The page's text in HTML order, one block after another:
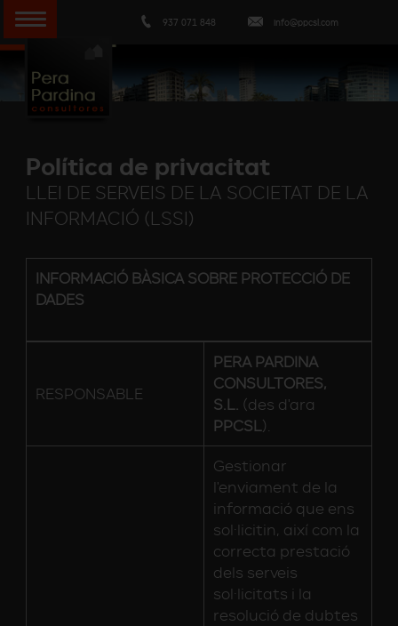
info@ppcsl.com
937 071 848
Política de privacitat
LLEI DE SERVEIS DE LA SOCIETAT DE LA
INFORMACIÓ (LSSI)
INFORMACIÓ BÀSICA SOBRE PROTECCIÓ DE
DADES
RESPONSABLE
PERA PARDINA
CONSULTORES,
S.L. (des d'ara
PPCSL).
Gestionar
l'enviament de la
informació que ens
sol·licitin, així com la
correcta prestació
dels serveis
sol·licitats i la
resolució de dubtes